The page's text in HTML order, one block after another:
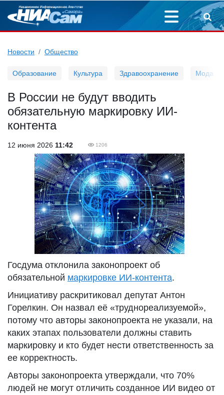
Новости Общество
Образование Культура Здравоохранение Мода
В России не будут вводить
обязательную маркировку ИИ-
контента
12 июня 2026 11:42 1206
Госдума отклонила законопроект об
обязательной маркировке ИИ-контента.
Инициативу раскритиковал депутат Антон
Горелкин. Он назвал её «труднореализуемой»,
потому что авторы законопроекта не указали, на
каких этапах пользователи должны ставить
маркировку и кто будет нести ответственность за
ее корректность.
Авторы законопроекта утверждали, что 70%
людей не могут отличить созданное ИИ видео от